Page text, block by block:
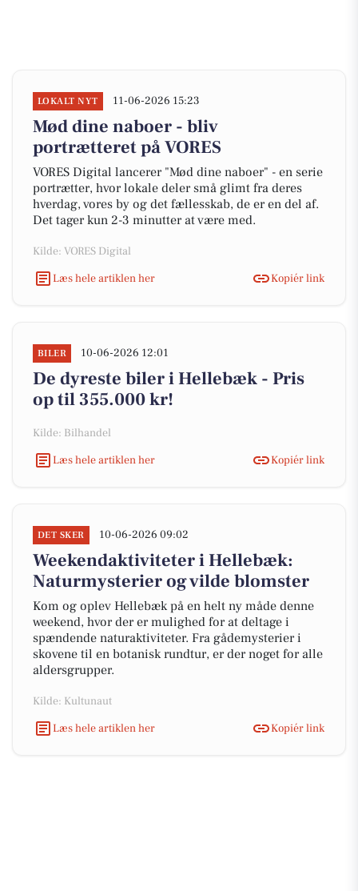
LOKALT NYT 11-06-2026 15:23
Mød dine naboer - bliv
portrætteret på VORES
VORES Digital lancerer "Mød dine naboer" - en serie
portrætter, hvor lokale deler små glimt fra deres
hverdag, vores by og det fællesskab, de er en del af.
Det tager kun 2-3 minutter at være med.
Kilde: VORES Digital
Læs hele artiklen her
Kopiér link
BILER 10-06-2026 12:01
De dyreste biler i Hellebæk - Pris
op til 355.000 kr!
Kilde: Bilhandel
Læs hele artiklen her
Kopiér link
DET SKER 10-06-2026 09:02
Weekendaktiviteter i Hellebæk:
Naturmysterier og vilde blomster
Kom og oplev Hellebæk på en helt ny måde denne
weekend, hvor der er mulighed for at deltage i
spændende naturaktiviteter. Fra gådemysterier i
skovene til en botanisk rundtur, er der noget for alle
aldersgrupper.
Kilde: Kultunaut
Læs hele artiklen her
Kopiér link